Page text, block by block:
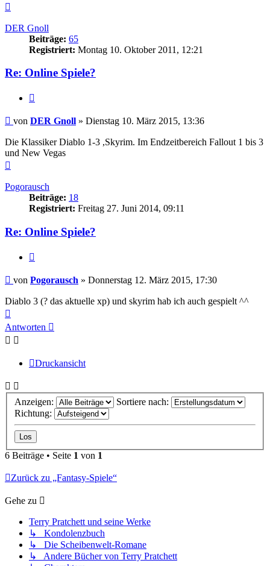
DER Gnoll
Beiträge: 65
Registriert: Montag 10. Oktober 2011, 12:21
Re: Online Spiele?
Beitrag
von DER Gnoll » Dienstag 10. März 2015, 13:36
Die Klassiker Diablo 1-3 ,Skyrim. Im Endzeitbereich Fallout 1 bis 3
und New Vegas
Pogorausch
Beiträge: 18
Registriert: Freitag 27. Juni 2014, 09:11
Re: Online Spiele?
Beitrag
von Pogorausch » Donnerstag 12. März 2015, 17:30
Diablo 3 (? das aktuelle xp) und skyrim hab ich auch gespielt ^^
oben
Antworten
Druckansicht
Anzeigen:
Sortiere nach:
Richtung:
6 Beiträge • Seite 1 von 1
Zurück zu „Fantasy-Spiele“
Gehe zu
Terry Pratchett und seine Werke
↳ Kondolenzbuch
↳ Die Scheibenwelt-Romane
↳ Andere Bücher von Terry Pratchett